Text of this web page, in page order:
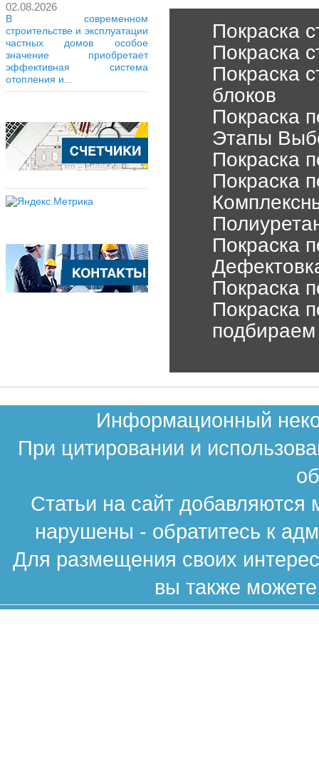
02.08.2026
В современном
строительстве и эксплуатации
частных домов особое
значение приобретает
эффективная система
отопления и...
Покраска
Покраска
Покраска
блоков
Покраска
Этапы
Покраска
Покраска
Покраска
Покраска
Покраска
Информационный
При цитировании и
Статьи на сайт
нарушены - обратитесь к
Для размещения своих
вы также